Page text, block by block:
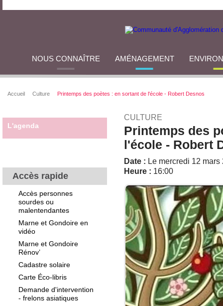
NOUS CONNAÎTRE AMÉNAGEMENT
Accueil Culture Printemps des poètes : en sortant de l'école - Robert Desnos
L'agenda
Accès rapide
Accès personnes
sourdes ou
malentendantes
Marne et Gondoire en
vidéo
Marne et Gondoire
Rénov’
Cadastre solaire
Carte Éco-libris
Demande d'intervention
- frelons asiatiques
CULTURE
Printemps des
l'école - Robert
Date : Le mercredi 12 mars
Heure : 16:00